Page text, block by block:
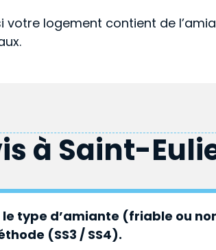
votre logement contient de
à Saint-
le type d’amiante (friable ou
(SS3 / SS4).